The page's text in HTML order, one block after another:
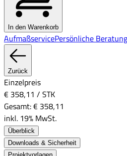
In den Warenkorb
AufmaßservicePersönliche Beratung
Zurück
Einzelpreis
€ 358,11 / STK
Gesamt:€ 358,11
inkl. 19% MwSt.
Überblick
Downloads & Sicherheit